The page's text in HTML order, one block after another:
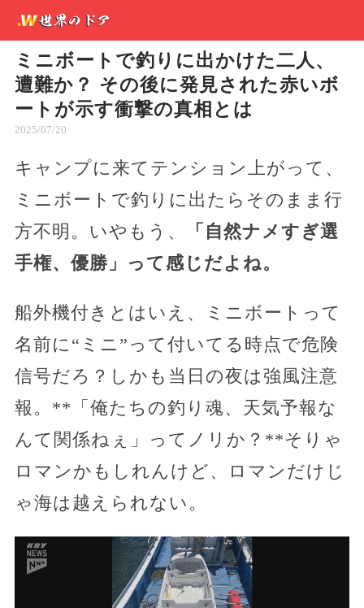
ミニボートで釣りに出かけた二人、
遭難か？ その後に発見された赤いボ
ートが示す衝撃の真相とは
2025/07/20
キャンプに来てテンション上がって、
ミニボートで釣りに出たらそのまま行
方不明。いやもう、
「自然ナメすぎ選
手権、優勝」って感じだよね。
船外機付きとはいえ、ミニボートって
名前に“ミニ”って付いてる時点で危険
信号だろ？しかも当日の夜は強風注意
報。**「俺たちの釣り魂、天気予報な
んて関係ねぇ」ってノリか？**そりゃ
ロマンかもしれんけど、ロマンだけじ
ゃ海は越えられない。